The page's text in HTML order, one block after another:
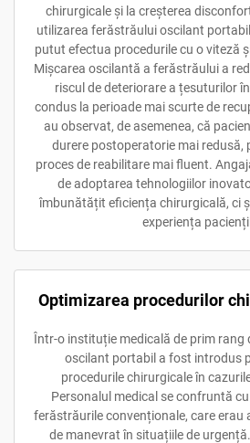
chirurgicale și la creșterea
utilizarea ferăstrăului oscilant
putut efectua procedurile cu o viteză
Mișcarea oscilantă a ferăstrăului a
riscul de deteriorare a țesuturilor
condus la perioade mai scurte de
au observat, de asemenea, că
durere postoperatorie mai redusă,
proces de reabilitare mai fluent.
de adoptarea tehnologiilor
îmbunătățit eficiența chirurgicală, ci
experiența
Optimizarea procedurilor
Într-o instituție medicală de prim
oscilant portabil a fost introdus
procedurile chirurgicale în
Personalul medical se confruntă
ferăstrăurile convenționale, care erau
de manevrat în situațiile de